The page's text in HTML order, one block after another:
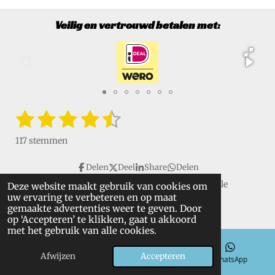
Deze website maakt gebruik van cookies om
uw ervaring te verbeteren en op maat
gemaakte advertenties weer te geven. Door
op ‘Accepteren’ te klikken, gaat u akkoord
met het gebruik van alle cookies.
Afwijzen Accepteren
Veilig en vertrouwd betalen met:
R
a
t
n
g
:
4
.
1
s
e
r
2
s
e
r
r
e
n
3
s
e
r
r
e
n
4
t
e
r
r
e
5
t
e
r
r
e
S
e
n
117 stemmen
Delen Deel Share Delen
Copyright © 2016 - 2026 VanGulikSpecialTools. Alle
rechten voorbehouden.
E-mailadres Telefoonnummer WhatsApp